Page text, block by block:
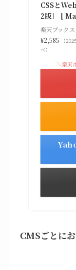
CSSと
2版］ [
楽天ブックス
¥2,585
（
べ）
＼楽天
CMSごとに